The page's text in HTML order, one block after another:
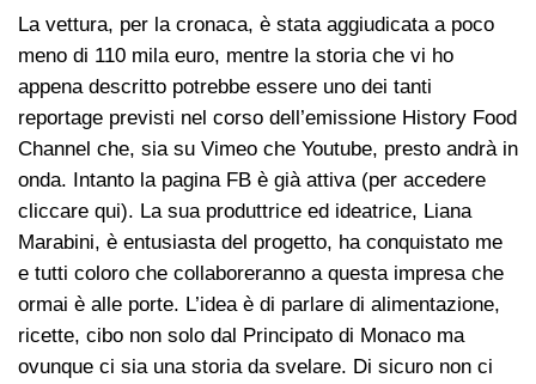
La vettura, per la cronaca, è stata aggiudicata a poco
meno di 110 mila euro, mentre la storia che vi ho
appena descritto potrebbe essere uno dei tanti
reportage previsti nel corso dell’emissione History Food
Channel che, sia su Vimeo che Youtube, presto andrà in
onda. Intanto la pagina FB è già attiva (per accedere
cliccare qui). La sua produttrice ed ideatrice, Liana
Marabini, è entusiasta del progetto, ha conquistato me
e tutti coloro che collaboreranno a questa impresa che
ormai è alle porte. L’idea è di parlare di alimentazione,
ricette, cibo non solo dal Principato di Monaco ma
ovunque ci sia una storia da svelare. Di sicuro non ci